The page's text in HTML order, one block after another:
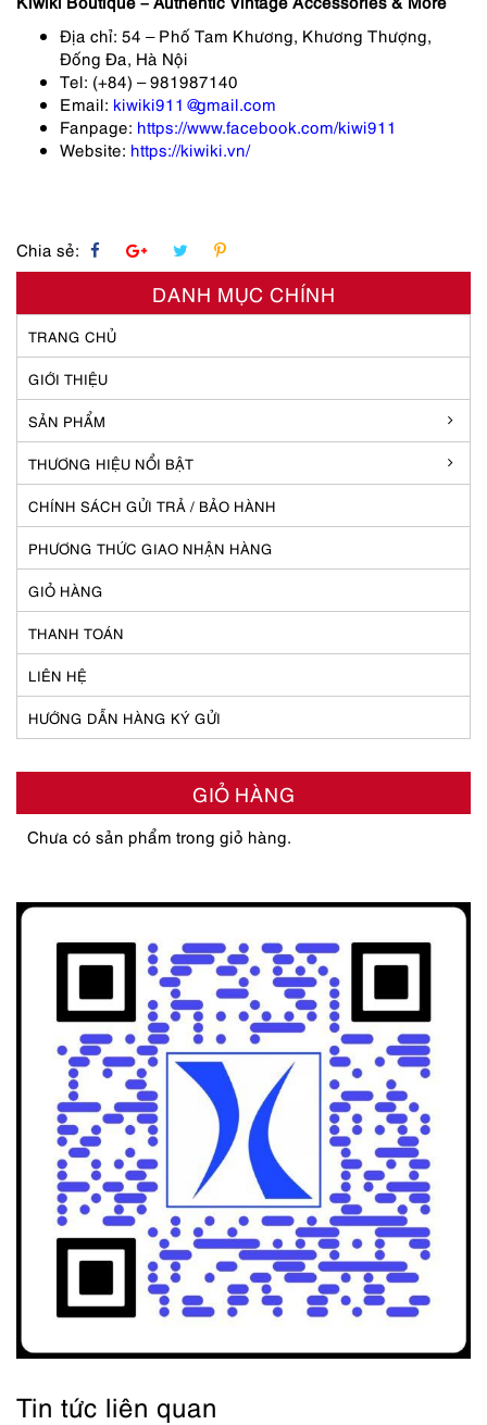
Địa chỉ: 54 – Phố Tam Khương, Khương Thượng,
Đống Đa, Hà Nội
Tel: (+84) – 981987140
Email: kiwiki911@gmail.com
Fanpage: https://www.facebook.com/kiwi911
Website: https://kiwiki.vn/
Chia sẻ:
DANH MỤC CHÍNH
TRANG CHỦ
GIỚI THIỆU
SẢN PHẨM
THƯƠNG HIỆU NỔI BẬT
CHÍNH SÁCH GỬI TRẢ / BẢO HÀNH
PHƯƠNG THỨC GIAO NHẬN HÀNG
GIỎ HÀNG
THANH TOÁN
LIÊN HỆ
HƯỚNG DẪN HÀNG KÝ GỬI
GIỎ HÀNG
Chưa có sản phẩm trong giỏ hàng.
Tin tức liên quan